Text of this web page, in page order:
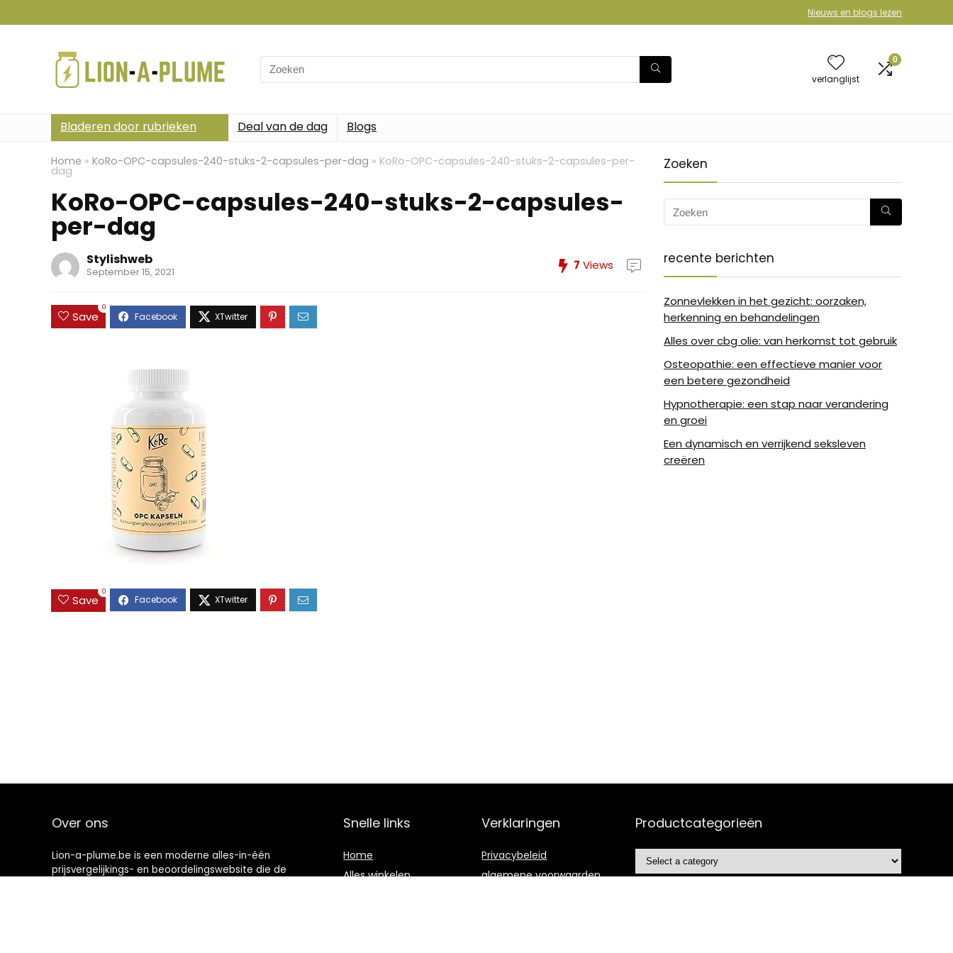
Nieuws en blogs lezen
Search
for:
verlanglijst
0
Bladeren door rubrieken Deal van de dag Blogs
Home » KoRo-OPC-capsules-240-stuks-2-capsules-per-dag » KoRo-OPC-capsules-240-stuks-2-capsules-per-
dag
KoRo-OPC-capsules-240-stuks-2-capsules-
per-dag
Stylishweb
September 15, 2021 7 Views
Save
0
Save
0
Zoeken
recente berichten
Zonnevlekken in het gezicht: oorzaken,
herkenning en behandelingen
Alles over cbg olie: van herkomst tot gebruik
Osteopathie: een effectieve manier voor
een betere gezondheid
Hypnotherapie: een stap naar verandering
en groei
Een dynamisch en verrijkend seksleven
creëren
Over ons
Lion-a-plume.be is een moderne alles-in-één
prijsvergelijkings- en beoordelingswebsite die de
Snelle links
Home
Alles winkelen
Verklaringen
Privacybeleid
algemene voorwaarden
Productcategorieën